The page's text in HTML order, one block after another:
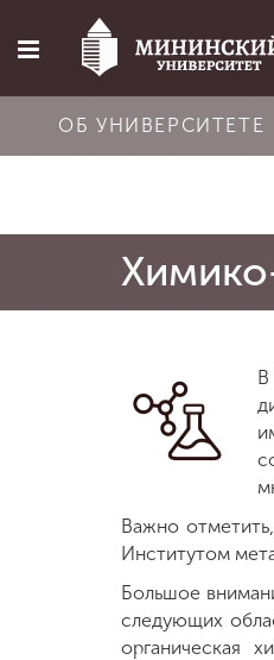
Об университете
Обучение
Международная
деятельность
ОБ УНИВЕРСИТЕТЕ
В
Важно
Институтом
Большое
следующих
органическая